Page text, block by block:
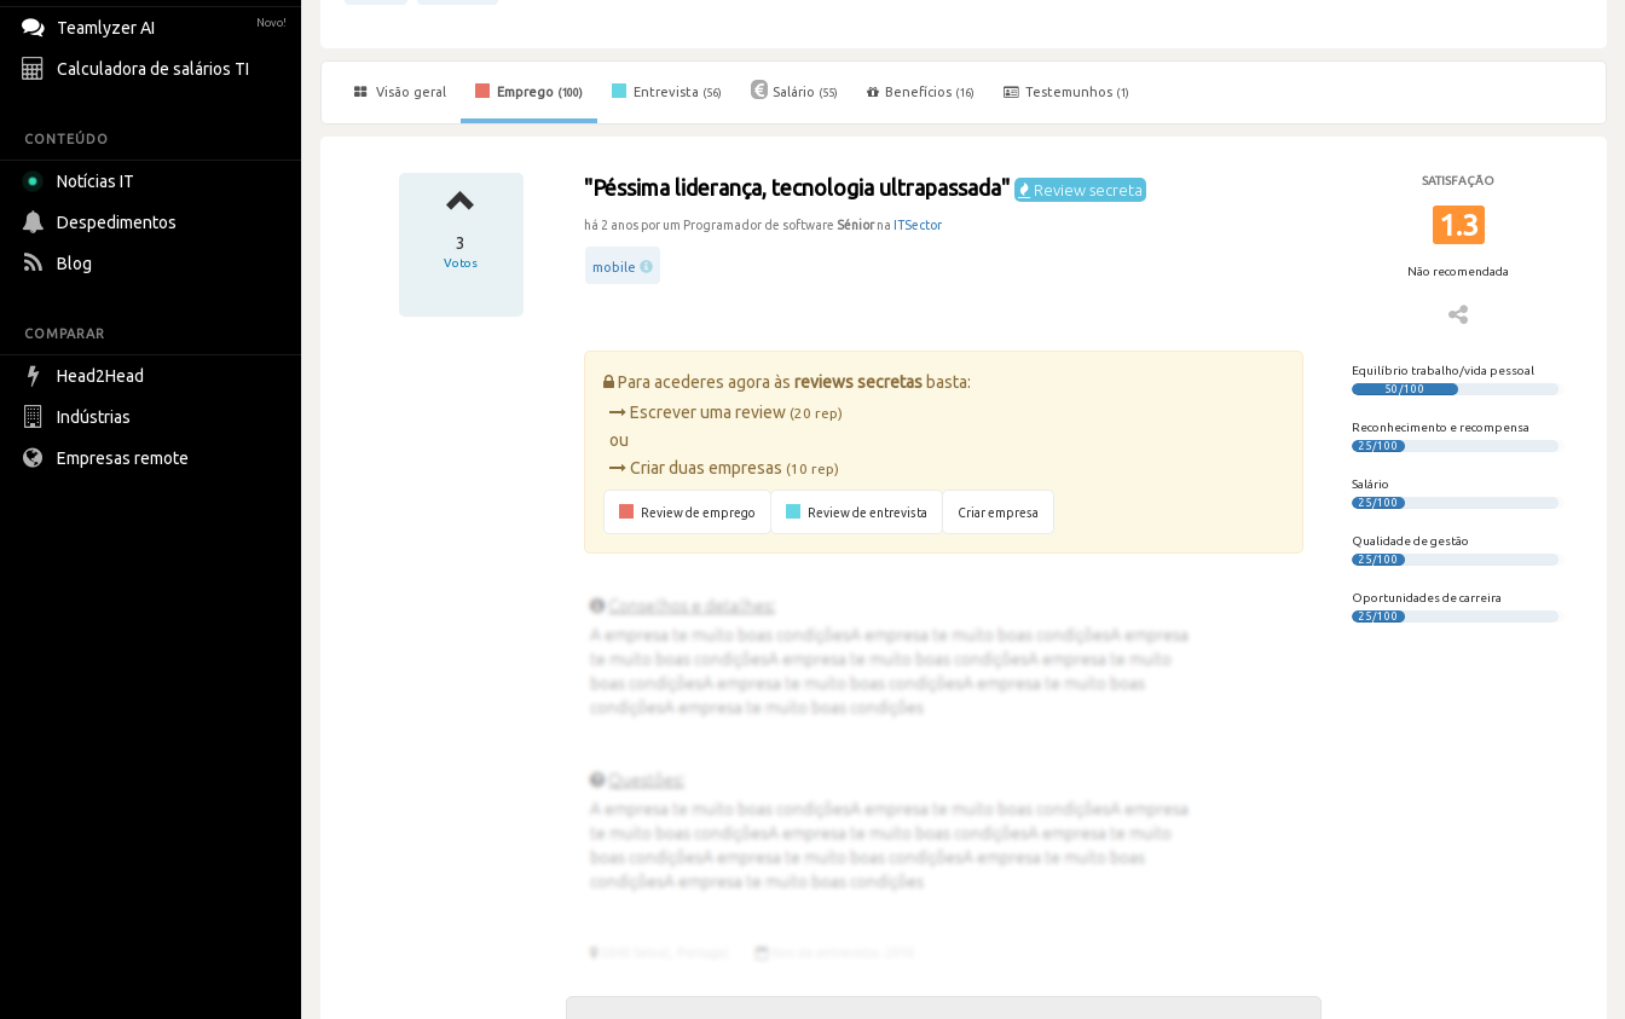
Teamlyzer AI Novo!
Calculadora de salários TI
CONTEÚDO
Notícias IT
Despedimentos
Blog
COMPARAR
Head2Head
Indústrias
Empresas remote
Visão geral Emprego (100) Entrevista (56) Salário (55) Benefícios (16) Testemunhos (1)
3
Votos
"Péssima liderança, tecnologia ultrapassada" Review secreta
há 2 anos por um Programador de software Séniorna ITSector
mobile
SATISFAÇÃO
1.3
Não recomendada
Para acederes agora àsreviews secretas basta:
Escrever uma review(20 rep)
ou
Criar duas empresas(10 rep)
Review de emprego Review de entrevista Criar empresa
Equilíbrio trabalho/vida pessoal
50/100
Reconhecimento e recompensa
25/100
Salário
25/100
Qualidade de gestão
25/100
Oportunidades de carreira
25/100